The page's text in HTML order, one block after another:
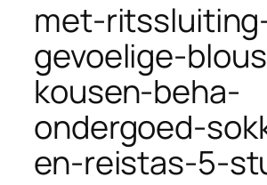
met-
gevoelige-
kousen-beha-
ondergoed-
en-reistas-5-